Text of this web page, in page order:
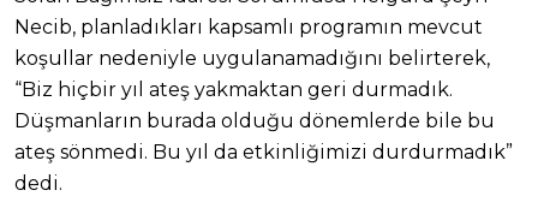
Necib, planladıkları kapsamlı programın mevcut
koşullar nedeniyle uygulanamadığını belirterek,
“Biz hiçbir yıl ateş yakmaktan geri durmadık.
Düşmanların burada olduğu dönemlerde bile bu
ateş sönmedi. Bu yıl da etkinliğimizi durdurmadık”
dedi.